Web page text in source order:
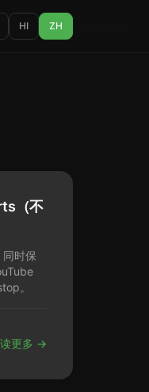
HI ZH
（不
时保
。
更多 →